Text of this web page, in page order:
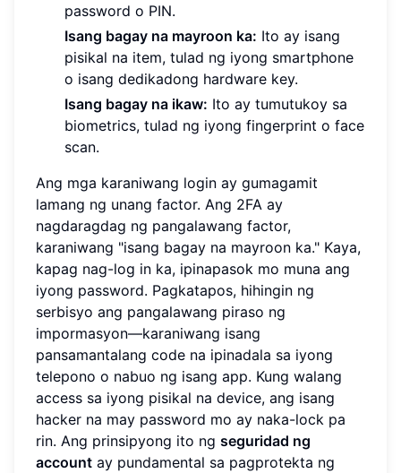
password o PIN.
Isang bagay na mayroon ka: Ito ay isang
pisikal na item, tulad ng iyong smartphone
o isang dedikadong hardware key.
Isang bagay na ikaw: Ito ay tumutukoy sa
biometrics, tulad ng iyong fingerprint o face
scan.
Ang mga karaniwang login ay gumagamit
lamang ng unang factor. Ang 2FA ay
nagdaragdag ng pangalawang factor,
karaniwang "isang bagay na mayroon ka." Kaya,
kapag nag-log in ka, ipinapasok mo muna ang
iyong password. Pagkatapos, hihingin ng
serbisyo ang pangalawang piraso ng
impormasyon—karaniwang isang
pansamantalang code na ipinadala sa iyong
telepono o nabuo ng isang app. Kung walang
access sa iyong pisikal na device, ang isang
hacker na may password mo ay naka-lock pa
rin. Ang prinsipyong ito ng seguridad ng
account ay pundamental sa pagprotekta ng